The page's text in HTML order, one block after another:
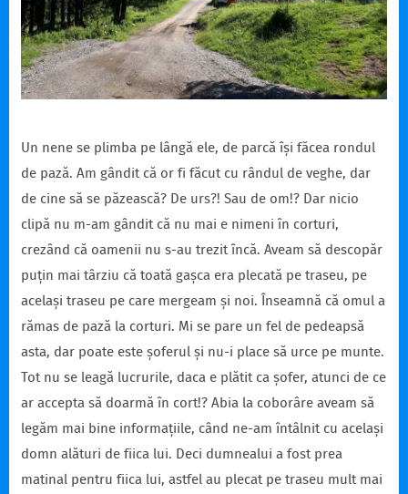
Un nene se plimba pe lângă ele, de parcă își făcea rondul
de pază. Am gândit că or fi făcut cu rândul de veghe, dar
de cine să se păzească? De urs?! Sau de om!? Dar nicio
clipă nu m-am gândit că nu mai e nimeni în corturi,
crezând că oamenii nu s-au trezit încă. Aveam să descopăr
puțin mai târziu că toată gașca era plecată pe traseu, pe
același traseu pe care mergeam și noi. Înseamnă că omul a
rămas de pază la corturi. Mi se pare un fel de pedeapsă
asta, dar poate este șoferul și nu-i place să urce pe munte.
Tot nu se leagă lucrurile, daca e plătit ca șofer, atunci de ce
ar accepta să doarmă în cort!? Abia la coborâre aveam să
legăm mai bine informațiile, când ne-am întâlnit cu același
domn alături de fiica lui. Deci dumnealui a fost prea
matinal pentru fiica lui, astfel au plecat pe traseu mult mai